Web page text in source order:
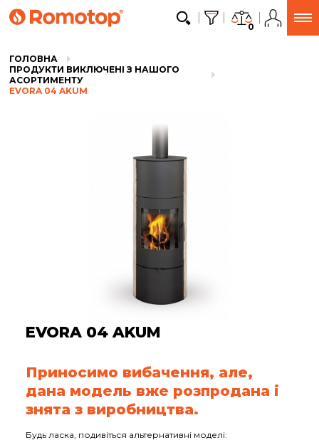
0
ГОЛОВНА
ПРОДУКТИ ВИКЛЮЧЕНІ З НАШОГО
АСОРТИМЕНТУ
EVORA 04 AKUM
EVORA 04 AKUM
Приносимо вибачення, але,
дана модель вже розпродана і
знята з виробництва.
Будь ласка, подивіться альтернативні моделі: